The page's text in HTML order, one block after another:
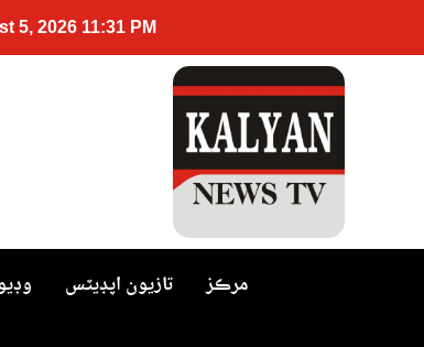
5, 2026 11:31 PM
تازيون اپڊيٽس مرڪز